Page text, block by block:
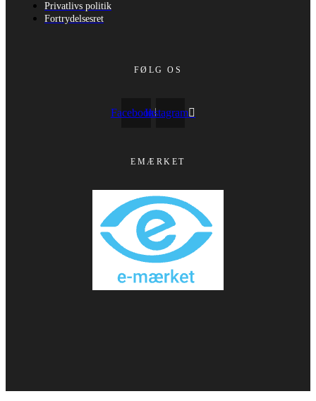
Privatlivs politik
Fortrydelsesret
FØLG OS
FacebookInstagram
EMÆRKET